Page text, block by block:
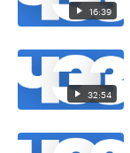
16:39
32:54